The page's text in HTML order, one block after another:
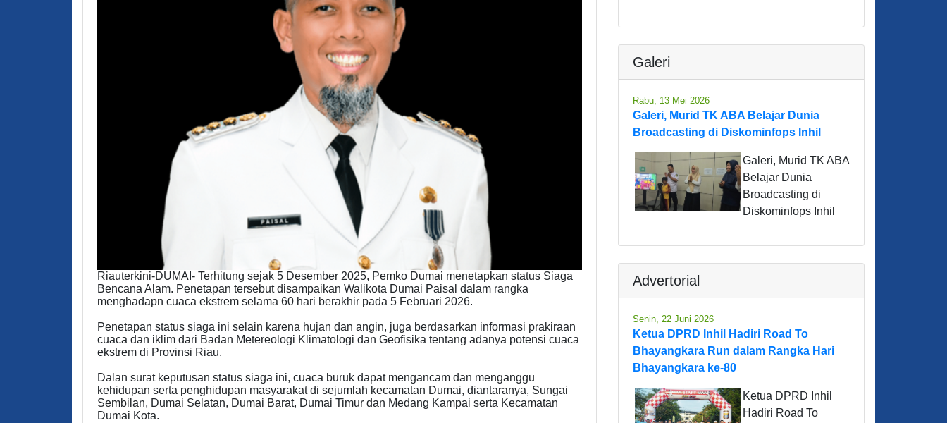
Riauterkini-DUMAI- Terhitung sejak 5 Desember 2025, Pemko Dumai menetapkan status Siaga
Bencana Alam. Penetapan tersebut disampaikan Walikota Dumai Paisal dalam rangka
menghadapn cuaca ekstrem selama 60 hari berakhir pada 5 Februari 2026.
Penetapan status siaga ini selain karena hujan dan angin, juga berdasarkan informasi prakiraan
cuaca dan iklim dari Badan Metereologi Klimatologi dan Geofisika tentang adanya potensi cuaca
ekstrem di Provinsi Riau.
Dalan surat keputusan status siaga ini, cuaca buruk dapat mengancam dan menganggu
kehidupan serta penghidupan masyarakat di sejumlah kecamatan Dumai, diantaranya, Sungai
Sembilan, Dumai Selatan, Dumai Barat, Dumai Timur dan Medang Kampai serta Kecamatan
Dumai Kota.
Galeri
Rabu, 13 Mei 2026
Galeri, Murid TK ABA Belajar Dunia
Broadcasting di Diskominfops Inhil
Galeri, Murid TK ABA
Belajar Dunia
Broadcasting di
Diskominfops Inhil
Advertorial
Senin, 22 Juni 2026
Ketua DPRD Inhil Hadiri Road To
Bhayangkara Run dalam Rangka Hari
Bhayangkara ke-80
Ketua DPRD Inhil
Hadiri Road To